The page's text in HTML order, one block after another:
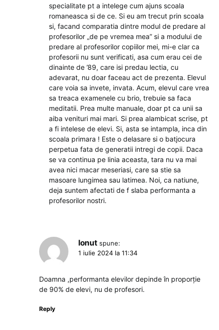
specialitate pt a intelege cum ajuns scoala
romaneasca si de ce. Si eu am trecut prin scoala
si, facand comparatia dintre modul de predare al
profesorilor „de pe vremea mea” si a modului de
predare al profesorilor copiilor mei, mi-e clar ca
profesorii nu sunt verificati, asa cum erau cei de
dinainte de ’89, care isi predau lectia, cu
adevarat, nu doar faceau act de prezenta. Elevul
care voia sa invete, invata. Acum, elevul care vrea
sa treaca examenele cu brio, trebuie sa faca
meditatii. Prea multe manuale, doar pt ca unii sa
aiba venituri mai mari. Si prea alambicat scrise, pt
a fi intelese de elevi. Si, asta se intampla, inca din
scoala primara ! Este o delasare si o batjocura
perpetua fata de generatii intregi de copii. Daca
se va continua pe linia aceasta, tara nu va mai
avea nici macar meseriasi, care sa stie sa
masoare lungimea sau latimea. Noi, ca natiune,
deja suntem afectati de f slaba performanta a
profesorilor nostri.
Ionut spune:
1 iulie 2024 la 11:34
Doamna ,performanta elevilor depinde în proporție
de 90% de elevi, nu de profesori.
Reply